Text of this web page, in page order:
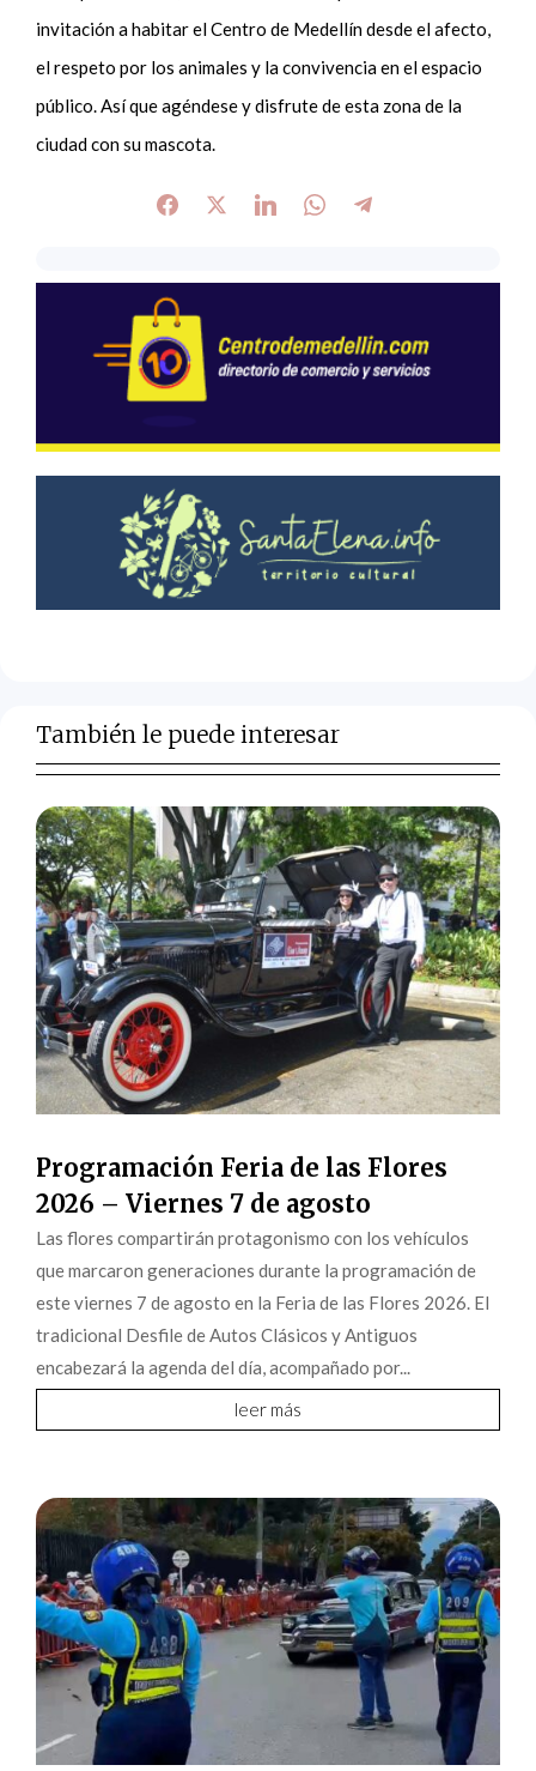
invitación a habitar el Centro de Medellín desde el afecto,
el respeto por los animales y la convivencia en el espacio
público. Así que agéndese y disfrute de esta zona de la
ciudad con su mascota.
También le puede interesar
Programación Feria de las Flores
2026 – Viernes 7 de agosto
Las flores compartirán protagonismo con los vehículos
que marcaron generaciones durante la programación de
este viernes 7 de agosto en la Feria de las Flores 2026. El
tradicional Desfile de Autos Clásicos y Antiguos
encabezará la agenda del día, acompañado por...
leer más